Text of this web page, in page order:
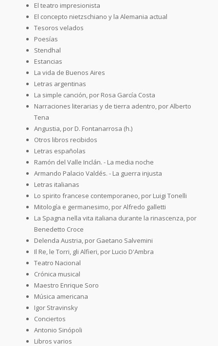
El teatro impresionista
El concepto nietzschiano y la Alemania actual
Tesoros velados
Poesías
Stendhal
Estancias
La vida de Buenos Aires
Letras argentinas
La simple canción, por Rosa García Costa
Narraciones literarias y de tierra adentro, por Alberto
Tena
Angustia, por D. Fontanarrosa (h.)
Otros libros recibidos
Letras españolas
Ramón del Valle Inclán. - La media noche
Armando Palacio Valdés. - La guerra injusta
Letras italianas
Lo spirito francese contemporaneo, por Luigi Tonelli
Mitología e germanesimo, por Alfredo galletti
La Spagna nella vita italiana durante la rinascenza, por
Benedetto Croce
Delenda Austria, por Gaetano Salvemini
Il Re, le Torri, gli Alfieri, por Lucio D'Ambra
Teatro Nacional
Crónica musical
Maestro Enrique Soro
Música americana
Igor Stravinsky
Conciertos
Antonio Sinópoli
Libros varios